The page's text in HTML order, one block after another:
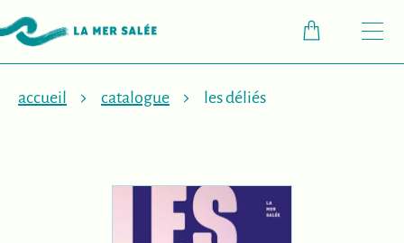
accueil catalogue les déliés